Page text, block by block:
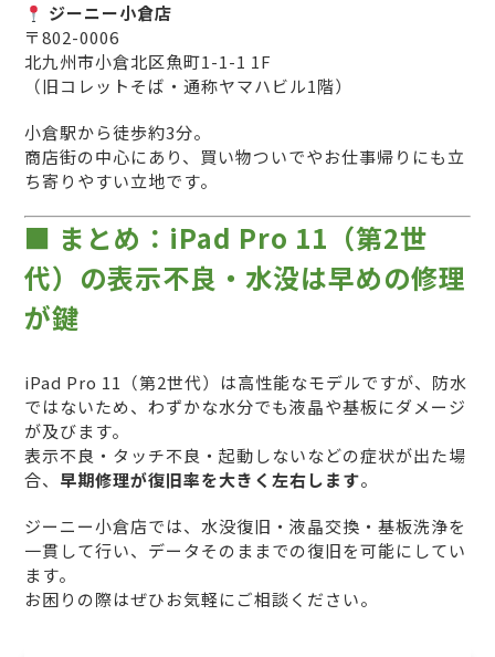
ジーニー小倉店
〒802-0006
北九州市小倉北区魚町1-1-1 1F
（旧コレットそば・通称ヤマハビル1階）
小倉駅から徒歩約3分。
商店街の中心にあり、買い物ついでやお仕事帰りにも立
ち寄りやすい立地です。
■ まとめ：iPad Pro 11（第2世
代）の表示不良・水没は早めの修理
が鍵
iPad Pro 11（第2世代）は高性能なモデルですが、防水
ではないため、わずかな水分でも液晶や基板にダメージ
が及びます。
表示不良・タッチ不良・起動しないなどの症状が出た場
合、 早期修理が復旧率を大きく左右します。
ジーニー小倉店では、水没復旧・液晶交換・基板洗浄を
一貫して行い、データそのままでの復旧を可能にしてい
ます。
お困りの際はぜひお気軽にご相談ください。